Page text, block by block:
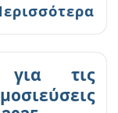
για τις